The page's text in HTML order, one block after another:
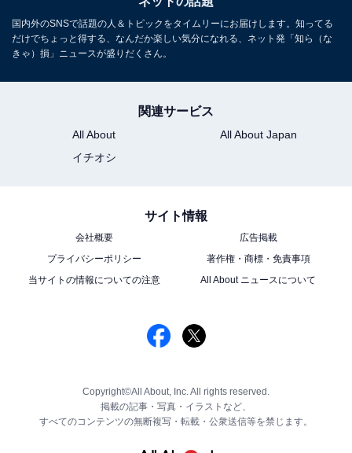
国内外のSNSで話題の人＆トピックをタイムリーにお届けします。知ってる
だけでちょっと得する、なんだか楽しい気分になれる、ネット発「知ら（な
きゃ）損」ニュースが盛りだくさん。
関連サービス
All About
All About Japan
イチオシ
サイト情報
会社概要
広告掲載
プライバシーポリシー
著作権・商標・免責事項
当サイトの情報についての注意
All About ニュースについて
Copyright©All About, Inc. All rights reserved.
掲載の記事・写真・イラストなど、
すべてのコンテンツの無断複写・転載・公衆送信等を禁じます。